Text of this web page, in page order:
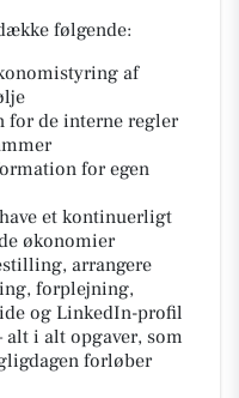
følgende:
af
for de interne regler
for egen
et kontinuerligt
økonomier
arrangere
forplejning,
og LinkedIn-profil
alt i alt opgaver, som
forløber